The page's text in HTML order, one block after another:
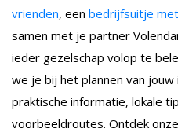
vrienden, een bedrijfsuitje
samen met je partner
ieder gezelschap volop te
we je bij het plannen van
praktische informatie, lokale
voorbeeldroutes. Ontdek